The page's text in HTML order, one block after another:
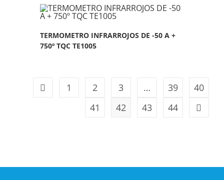
TERMOMETRO INFRARROJOS DE -50 A +
750º TQC TE1005
1 2 3 … 39
40
41
42 43 44